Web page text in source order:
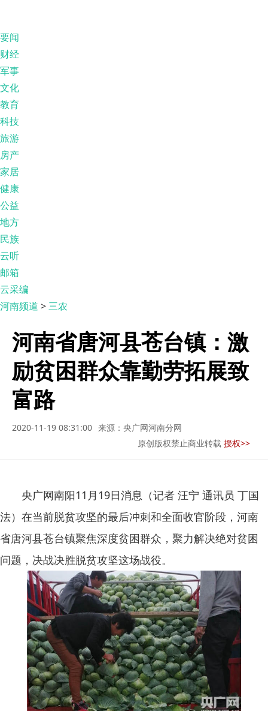
要闻
财经
军事
文化
教育
科技
旅游
房产
家居
健康
公益
地方
民族
云听
邮箱
云采编
河南频道 >三农
河南省唐河县苍台镇：激
励贫困群众靠勤劳拓展致
富路
2020-11-19 08:31:00 来源：央广网河南分网
原创版权禁止商业转载 授权>>
央广网南阳11月19日消息（记者 汪宁 通讯员 丁国
法）在当前脱贫攻坚的最后冲刺和全面收官阶段，河南
省唐河县苍台镇聚焦深度贫困群众，聚力解决绝对贫困
问题，决战决胜脱贫攻坚这场战役。